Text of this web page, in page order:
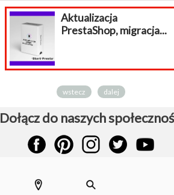
Aktualizacja
PrestaShop, migracja...
wstecz dalej
Dołącz do naszych